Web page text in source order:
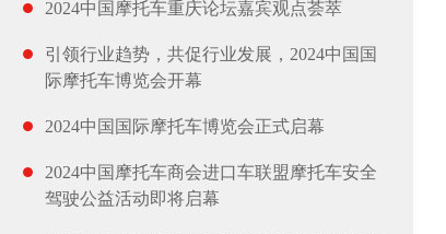
2024中国摩托车重庆论坛嘉宾观点荟萃
引领行业趋势，共促行业发展，2024中国国
际摩托车博览会开幕
2024中国国际摩托车博览会正式启幕
2024中国摩托车商会进口车联盟摩托车安全
驾驶公益活动即将启幕